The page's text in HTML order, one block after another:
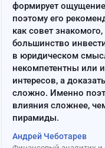
формирует ощущение
поэтому его
как совет
большинство
в юридическом
некомпетентны или
интересов, а
сложно. Именно
влияния сложнее,
пирамиды.
Андрей Чеботарев